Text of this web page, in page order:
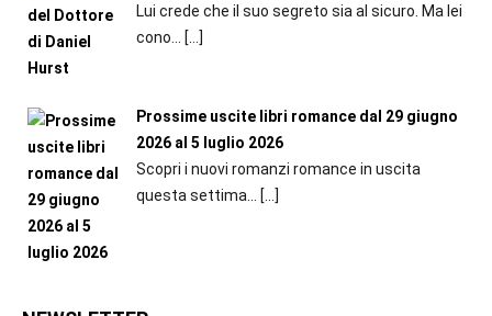
Lui crede che il suo segreto sia al sicuro. Ma lei
cono...
[…]
Prossime uscite libri romance dal 29 giugno
2026 al 5 luglio 2026
Scopri i nuovi romanzi romance in uscita
questa settima... […]